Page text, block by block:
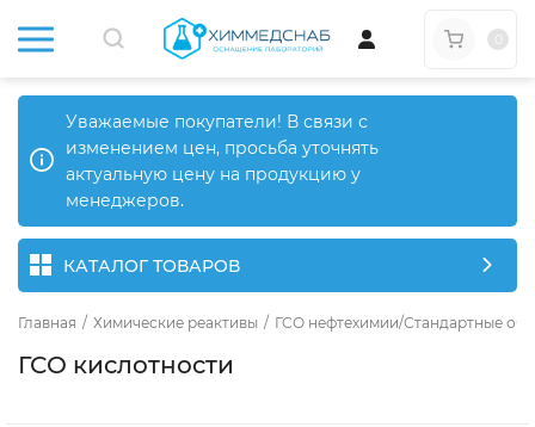
Уважаемые покупатели! В связи с
изменением цен, просьба уточнять
актуальную цену на продукцию у
менеджеров.
КАТАЛОГ ТОВАРОВ
Главная / Химические реактивы / ГСО нефтехимии/Стандартные
ГСО кислотности